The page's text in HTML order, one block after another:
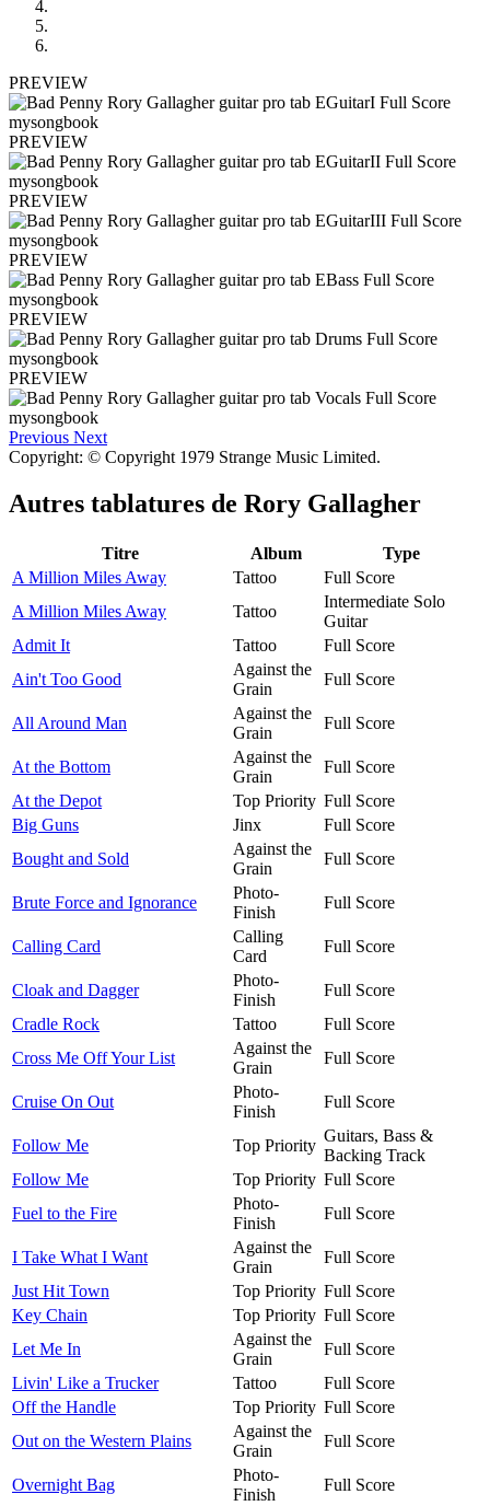
PREVIEW
PREVIEW
PREVIEW
PREVIEW
PREVIEW
PREVIEW
Previous Next
Copyright: © Copyright 1979 Strange Music Limited.
Autres tablatures de Rory Gallagher
Titre Album
Type
A Million Miles Away
Tattoo
Full Score
A Million Miles Away
Tattoo
Intermediate Solo
Guitar
Admit It
Tattoo
Full Score
Ain't Too Good
Against the
Grain
Full Score
All Around Man
Against the
Grain
Full Score
At the Bottom
Against the
Grain
Full Score
At the Depot
Top Priority Full Score
Big Guns
Jinx
Full Score
Bought and Sold
Against the
Grain
Full Score
Brute Force and Ignorance
Photo-
Finish
Full Score
Calling Card
Calling
Card
Full Score
Cloak and Dagger
Photo-
Finish
Full Score
Cradle Rock
Tattoo
Full Score
Cross Me Off Your List
Against the
Grain
Full Score
Cruise On Out
Photo-
Finish
Full Score
Follow Me Top Priority
Guitars, Bass &
Backing Track
Follow Me
Top Priority Full Score
Fuel to the Fire
Photo-
Finish
Full Score
I Take What I Want
Against the
Grain
Full Score
Just Hit Town
Top Priority Full Score
Key Chain
Top Priority Full Score
Let Me In
Against the
Grain
Full Score
Livin' Like a Trucker
Tattoo
Full Score
Off the Handle
Top Priority Full Score
Out on the Western Plains
Against the
Grain
Full Score
Overnight Bag
Photo-
Finish
Full Score